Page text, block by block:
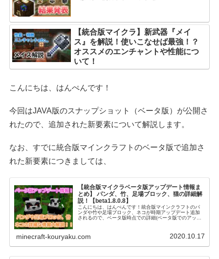
【統合版マイクラ】新武器『メイ
ス』を解説！使いこなせば最強！？
オススメのエンチャントや性能につ
いて！
こんにちは、はんぺんです！
今回はJAVA版のスナップショット（ベータ版）が公開さ
れたので、追加された新要素について解説します。
なお、すでに統合版マインクラフトのベータ版で追加さ
れた新要素につきましては、
【統合版マイクラベータ版アップデート情報ま
とめ】 パンダ、竹、足場ブロック、猫の詳細解
説！【beta1.8.0.8】
こんにちは、はんぺんです！統合版マインクラフトのパ
ンダや竹や足場ブロック、ネコが時期アップデート追加
されるので、ベータ版時点での詳細(ベータ版でのアップ
minecraft-kouryaku.com 2020.10.17